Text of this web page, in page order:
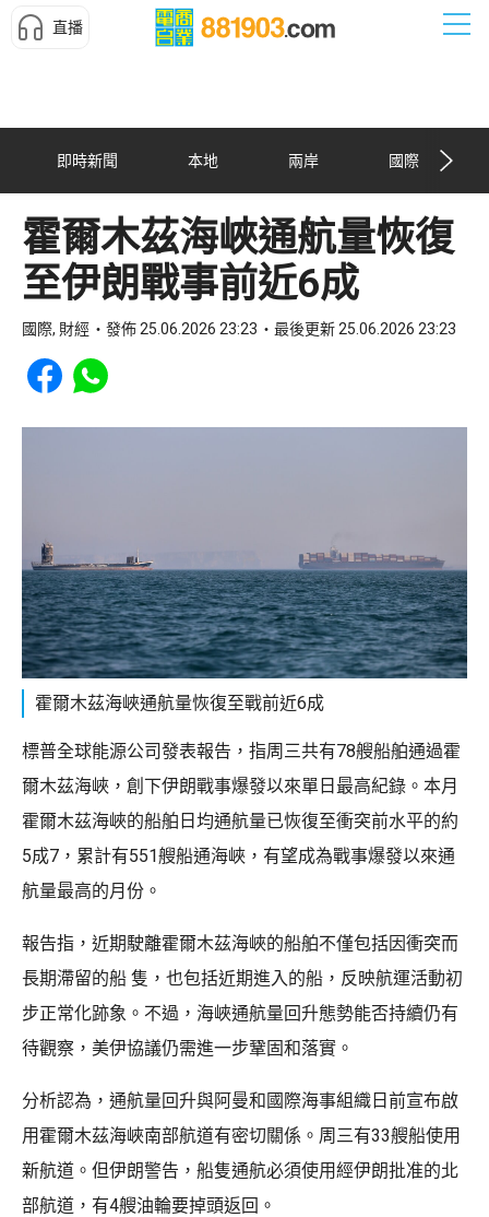
直播
即時新聞 本地 兩岸 國際
霍爾木茲海峽通航量恢復
至伊朗戰事前近6成
國際, 財經 發佈 25.06.2026 23:23 最後更新 25.06.2026 23:23
Share to Facebook
Share to WhatsApp
霍爾木茲海峽通航量恢復至戰前近6成
標普全球能源公司發表報告，指周三共有78艘船舶通過霍
爾木茲海峽，創下伊朗戰事爆發以來單日最高紀錄。本月
霍爾木茲海峽的船舶日均通航量已恢復至衝突前水平的約
5成7，累計有551艘船通海峽，有望成為戰事爆發以來通
航量最高的月份。
報告指，近期駛離霍爾木茲海峽的船舶不僅包括因衝突而
長期滯留的船 隻，也包括近期進入的船，反映航運活動初
步正常化跡象。不過，海峽通航量回升態勢能否持續仍有
待觀察，美伊協議仍需進一步鞏固和落實。
分析認為，通航量回升與阿曼和國際海事組織日前宣布啟
用霍爾木茲海峽南部航道有密切關係。周三有33艘船使用
新航道。但伊朗警告，船隻通航必須使用經伊朗批准的北
部航道，有4艘油輪要掉頭返回。